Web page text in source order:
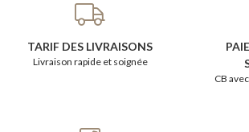
TARIF DES LIVRAISONS
Livraison rapide et soignée
CB